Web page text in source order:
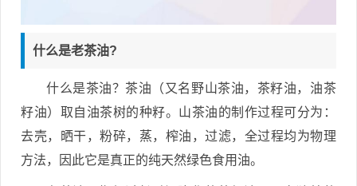
什么是老茶油?
什么是茶油？茶油（又名野山茶油，茶籽油，油茶
籽油）取自油茶树的种籽。山茶油的制作过程可分为：
去壳，晒干，粉碎，蒸，榨油，过滤，全过程均为物理
方法，因此它是真正的纯天然绿色食用油。